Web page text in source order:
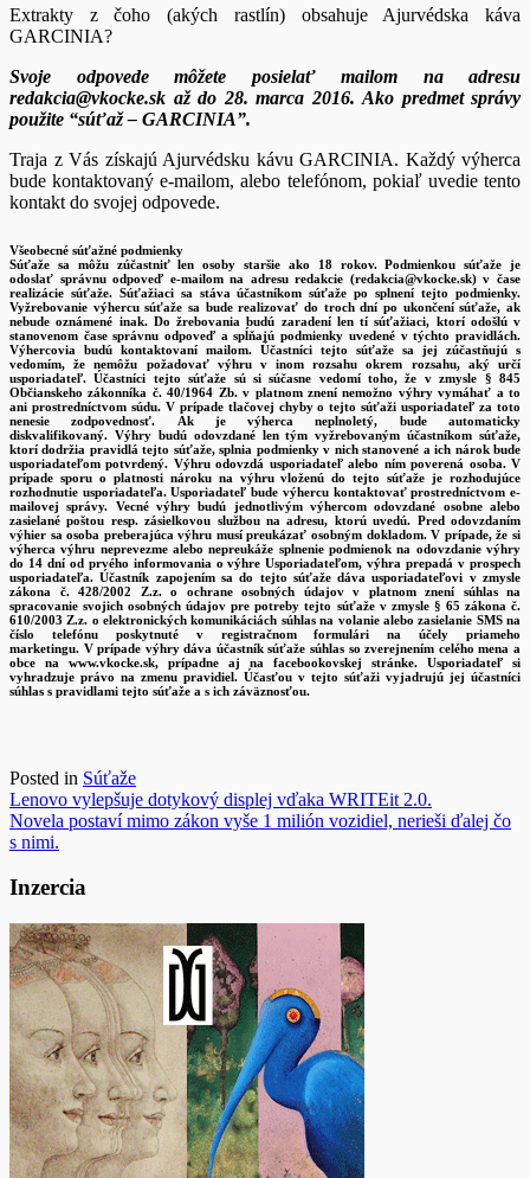
Extrakty z čoho (akých rastlín) obsahuje Ajurvédska káva
GARCINIA?
Svoje odpovede môžete posielať mailom na adresu
redakcia@vkocke.sk až do 28. marca 2016. Ako predmet správy
použite “súťaž – GARCINIA”.
Traja z Vás získajú Ajurvédsku kávu GARCINIA. Každý výherca
bude kontaktovaný e-mailom, alebo telefónom, pokiaľ uvedie tento
kontakt do svojej odpovede.
Všeobecné súťažné podmienky
Súťaže sa môžu zúčastniť len osoby staršie ako 18 rokov. Podmienkou súťaže je
odoslať správnu odpoveď e-mailom na adresu redakcie (redakcia@vkocke.sk) v čase
realizácie súťaže. Súťažiaci sa stáva účastníkom súťaže po splnení tejto podmienky.
Vyžrebovanie výhercu súťaže sa bude realizovať do troch dní po ukončení súťaže, ak
nebude oznámené inak. Do žrebovania budú zaradení len tí súťažiaci, ktorí odošlú v
stanovenom čase správnu odpoveď a spĺňajú podmienky uvedené v týchto pravidlách.
Výhercovia budú kontaktovaní mailom. Účastníci tejto súťaže sa jej zúčastňujú s
vedomím, že nemôžu požadovať výhru v inom rozsahu okrem rozsahu, aký určí
usporiadateľ. Účastníci tejto súťaže sú si súčasne vedomí toho, že v zmysle § 845
Občianskeho zákonníka č. 40/1964 Zb. v platnom znení nemožno výhry vymáhať a to
ani prostredníctvom súdu. V prípade tlačovej chyby o tejto súťaži usporiadateľ za toto
nenesie zodpovednosť. Ak je výherca neplnoletý, bude automaticky
diskvalifikovaný. Výhry budú odovzdané len tým vyžrebovaným účastníkom súťaže,
ktorí dodržia pravidlá tejto súťaže, splnia podmienky v nich stanovené a ich nárok bude
usporiadateľom potvrdený. Výhru odovzdá usporiadateľ alebo ním poverená osoba. V
prípade sporu o platnosti nároku na výhru vloženú do tejto súťaže je rozhodujúce
rozhodnutie usporiadateľa. Usporiadateľ bude výhercu kontaktovať prostredníctvom e-
mailovej správy. Vecné výhry budú jednotlivým výhercom odovzdané osobne alebo
zasielané poštou resp. zásielkovou službou na adresu, ktorú uvedú. Pred odovzdaním
výhier sa osoba preberajúca výhru musí preukázať osobným dokladom. V prípade, že si
výherca výhru neprevezme alebo nepreukáže splnenie podmienok na odovzdanie výhry
do 14 dní od prvého informovania o výhre Usporiadateľom, výhra prepadá v prospech
usporiadateľa. Účastník zapojením sa do tejto súťaže dáva usporiadateľovi v zmysle
zákona č. 428/2002 Z.z. o ochrane osobných údajov v platnom znení súhlas na
spracovanie svojich osobných údajov pre potreby tejto súťaže v zmysle § 65 zákona č.
610/2003 Z.z. o elektronických komunikáciách súhlas na volanie alebo zasielanie SMS na
číslo telefónu poskytnuté v registračnom formulári na účely priameho
marketingu. V prípade výhry dáva účastník súťaže súhlas so zverejnením celého mena a
obce na www.vkocke.sk, prípadne aj na facebookovskej stránke. Usporiadateľ si
vyhradzuje právo na zmenu pravidiel. Účasťou v tejto súťaži vyjadrujú jej účastníci
súhlas s pravidlami tejto súťaže a s ich záväznosťou.
Posted in Súťaže
Navigácia
v
Lenovo vylepšuje dotykový displej vďaka WRITEit 2.0.
Novela postaví mimo zákon vyše 1 milión vozidiel, nerieši ďalej čo
s nimi.
Inzercia